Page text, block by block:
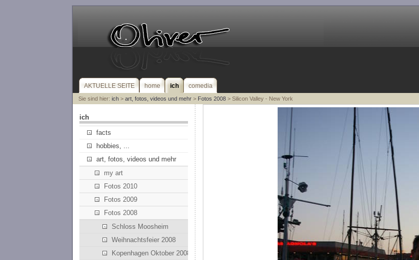
AKTUELLE SEITE home ich comedia
Sie sind hier: ich> art, fotos, videos und mehr> Fotos 2008> Silicon Valley - New York
ich
facts
hobbies, ...
art, fotos, videos und mehr
my art
Fotos 2010
Fotos 2009
Fotos 2008
Schloss Moosheim
Weihnachtsfeier 2008
Kopenhagen Oktober 2008